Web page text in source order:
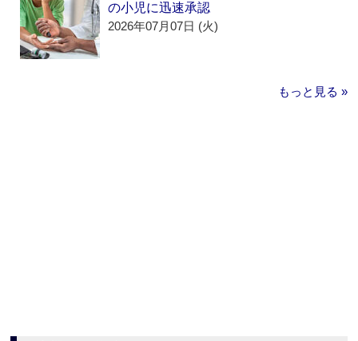
の小児に迅速承認
2026年07月07日 (火)
もっと見る »